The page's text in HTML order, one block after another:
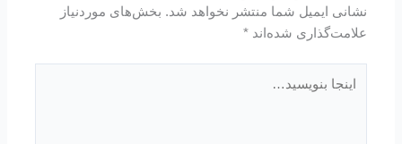
نشانی ایمیل شما منتشر نخواهد شد. بخش‌های موردنیاز
علامت‌گذاری شده‌اند*
بنویسید…